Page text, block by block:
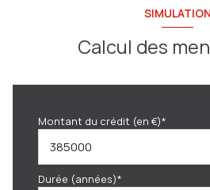
SIMULATION
Calcul des
Montant du crédit (en €)*
Durée (années)*